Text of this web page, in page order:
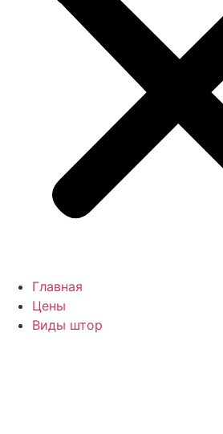
Главная
Цены
Виды штор